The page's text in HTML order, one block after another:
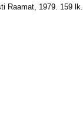
Raamat, 1979. 159 lk.